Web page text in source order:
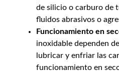
de silicio o carburo de
fluidos abrasivos o
Funcionamiento en
inoxidable dependen
lubricar y enfriar las
funcionamiento en